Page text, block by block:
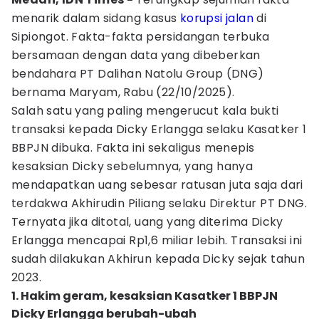
menarik dalam sidang kasus korupsi jalandi
Sipiongot. Fakta-fakta persidangan terbuka
bersamaan dengan data yang dibeberkan
bendahara PT Dalihan Natolu Group (DNG)
bernama Maryam, Rabu (22/10/2025).
Salah satu yang paling mengerucut kala bukti
transaksi kepada Dicky Erlangga selaku Kasatker 1
BBPJN dibuka. Fakta ini sekaligus menepis
kesaksian Dicky sebelumnya, yang hanya
mendapatkan uang sebesar ratusan juta saja dari
terdakwa Akhirudin Piliang selaku Direktur PT DNG.
Ternyata jika ditotal, uang yang diterima Dicky
Erlangga mencapai Rp1,6 miliar lebih. Transaksi ini
sudah dilakukan Akhirun kepada Dicky sejak tahun
2023.
1. Hakim geram, kesaksian Kasatker 1 BBPJN
Dicky Erlangga berubah-ubah